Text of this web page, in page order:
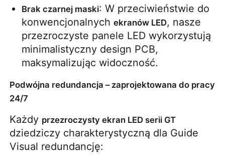
Zewnętrzny billboard ledowy
Brak czarnej maski: W przeciwieństwie do
konwencjonalnych ekranów LED, nasze
przezroczyste panele LED wykorzystują
minimalistyczny design PCB,
maksymalizując widoczność.
Podwójna redundancja – zaprojektowana do pracy
24/7
Każdy przezroczysty ekran LED serii GT
dziedziczy charakterystyczną dla Guide
Visual redundancję: